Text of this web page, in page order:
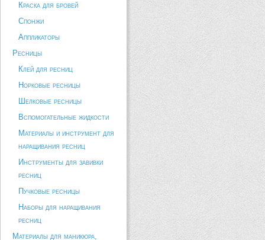
Краска для бровей
Спонжи
Аппликаторы
Ресницы
Клей для ресниц
Норковые ресницы
Шелковые ресницы
Вспомогательные жидкости
Материалы и инструмент для
наращивания ресниц
Инструменты для завивки
ресниц
Пучковые ресницы
Наборы для наращивания
ресниц
Материалы для маникюра,